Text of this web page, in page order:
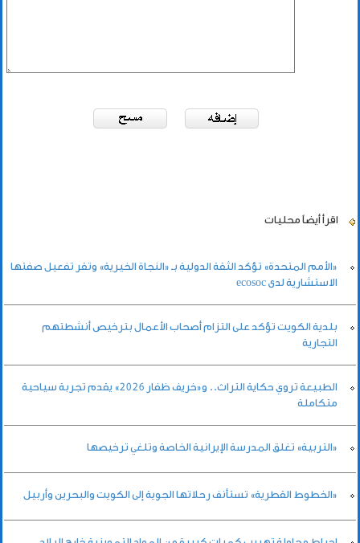
اقرأ أيضاً محليات
«الأمم المتحدة» تؤكد الثقة الدولية بـ «النجاة الخيرية» وتقر تفعيل صفتها
الاستشارية لدى ecosoc
بلدية الكويت تؤكد على التزام أصحاب الأعمال بترخيص أنشطتهم
التجارية
الطبيعة تروي حكاية التراث.. و«خريف ظفار 2026» يقدم تجربة سياحية
متكاملة
«التربية» تغلق المدرسة الإيرانية الخاصة وتلغي ترخيصها
«الخطوط القطرية» تستأنف رحلاتها الجوية إلى الكويت والبحرين وأربيل